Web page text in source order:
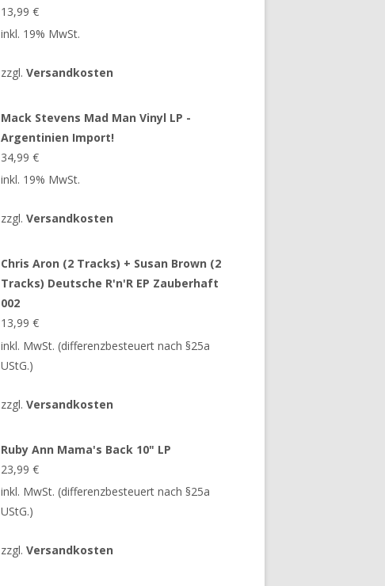
13,99€
inkl. 19% MwSt.
zzgl.Versandkosten
Mack Stevens Mad Man Vinyl LP -
Argentinien Import!
34,99€
inkl. 19% MwSt.
zzgl.Versandkosten
Chris Aron (2 Tracks) + Susan Brown (2
Tracks) Deutsche R'n'R EP Zauberhaft
002
13,99€
inkl. MwSt. (differenzbesteuert nach §25a
UStG.)
zzgl.Versandkosten
Ruby Ann Mama's Back 10" LP
23,99€
inkl. MwSt. (differenzbesteuert nach §25a
UStG.)
zzgl.Versandkosten